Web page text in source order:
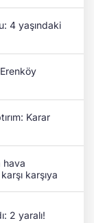
4 yaşındaki
Karar
hava
karşıya
2 yaralı!